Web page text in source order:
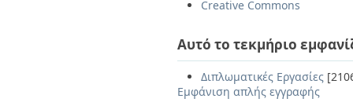
Creative Commons
Αυτό το τεκμήριο
Διπλωματικές Εργασίες
Εμφάνιση απλής εγγραφής